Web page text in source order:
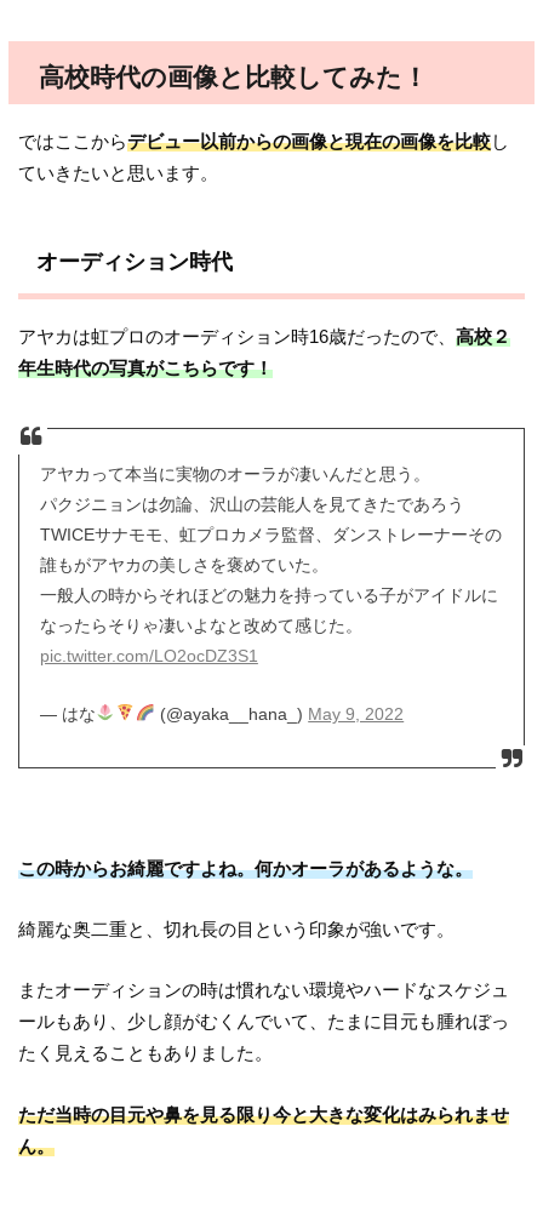
高校時代の画像と比較してみた！
ではここからデビュー以前からの画像と現在の画像を比較し
ていきたいと思います。
オーディション時代
アヤカは虹プロのオーディション時16歳だったので、高校２
年生時代の写真がこちらです！
アヤカって本当に実物のオーラが凄いんだと思う。
パクジニョンは勿論、沢山の芸能人を見てきたであろう
TWICEサナモモ、虹プロカメラ監督、ダンストレーナーその
誰もがアヤカの美しさを褒めていた。
一般人の時からそれほどの魅力を持っている子がアイドルに
なったらそりゃ凄いよなと改めて感じた。
pic.twitter.com/LO2ocDZ3S1
— はな (@ayaka__hana_) May 9, 2022
この時からお綺麗ですよね。何かオーラがあるような。
綺麗な奥二重と、切れ長の目という印象が強いです。
またオーディションの時は慣れない環境やハードなスケジュ
ールもあり、少し顔がむくんでいて、たまに目元も腫れぼっ
たく見えることもありました。
ただ当時の目元や鼻を見る限り今と大きな変化はみられませ
ん。